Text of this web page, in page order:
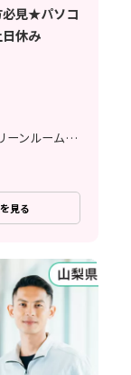
必見★パソコ
休み
検査、加工、マシンオペレーター、クリーンルーム、清掃・洗浄、品質管理
見る